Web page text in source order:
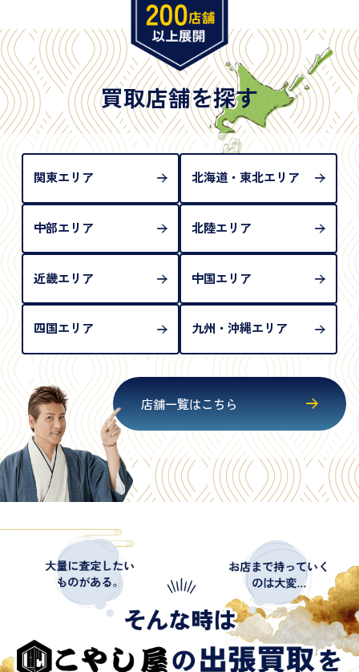
年月日が記載されているもの
※日本国政府発行のもの
※2020年2月4日以降に申請された新型パスポートに
は「所持人記入欄（住所記載欄）」が存在しないた
め、単体では古物営業法上の本人確認書類として認
められない（住所確認ができないため）。補助書類
が必要となります
買取店舗を探す
関東エリア 北海道・東北エリア
中部エリア 北陸エリア
近畿エリア 中国エリア
四国エリア 九州・沖縄エリア
店舗一覧はこちら